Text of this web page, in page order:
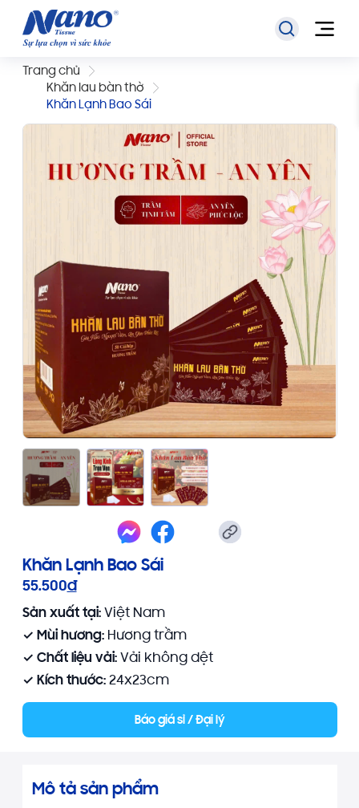
Trang chủ
Khăn lau bàn thờ
Khăn Lạnh Bao Sái
Khăn Lạnh Bao Sái
55.500đ
Sản xuất tại:Việt Nam
✓ Mùi hương: Hương trầm
✓ Chất liệu vải: Vải không dệt
✓ Kích thước: 24x23cm
Báo giá sỉ / Đại lý
Mô tả sản phẩm